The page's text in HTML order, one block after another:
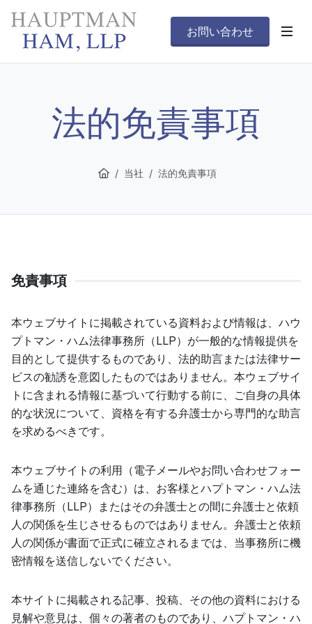
お問い合わせ
法的免責事項
当社 法的免責事項
免責事項
本ウェブサイトに掲載されている資料および情報は、ハウ
プトマン・ハム法律事務所（LLP）が一般的な情報提供を
目的として提供するものであり、法的助言または法律サー
ビスの勧誘を意図したものではありません。本ウェブサイ
トに含まれる情報に基づいて行動する前に、ご自身の具体
的な状況について、資格を有する弁護士から専門的な助言
を求めるべきです。
本ウェブサイトの利用（電子メールやお問い合わせフォー
ムを通じた連絡を含む）は、お客様とハプトマン・ハム法
律事務所（LLP）またはその弁護士との間に弁護士と依頼
人の関係を生じさせるものではありません。弁護士と依頼
人の関係が書面で正式に確立されるまでは、当事務所に機
密情報を送信しないでください。
本サイトに掲載される記事、投稿、その他の資料における
見解や意見は、個々の著者のものであり、ハプトマン・ハ